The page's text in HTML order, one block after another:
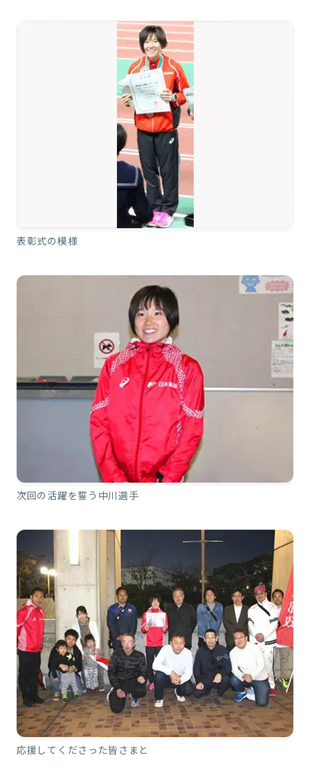
表彰式の模様
次回の活躍を誓う中川選手
応援してくださった皆さまと